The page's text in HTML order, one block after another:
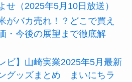
せ（2025年5月10日放送）
がバカ売れ！？どこで買え
・今後の展望まで徹底解
ビ】山崎実業2025年5月最新
グッズまとめ まいにちラ